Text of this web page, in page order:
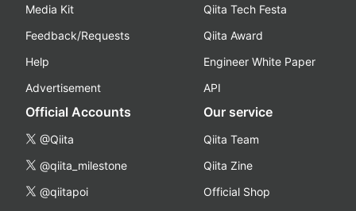
Media Kit
Feedback/Requests
Help
Advertisement
Qiita Tech Festa
Qiita Award
Engineer White Paper
API
Official Accounts
@Qiita
@qiita_milestone
@qiitapoi
Our service
Qiita Team
Qiita Zine
Official Shop